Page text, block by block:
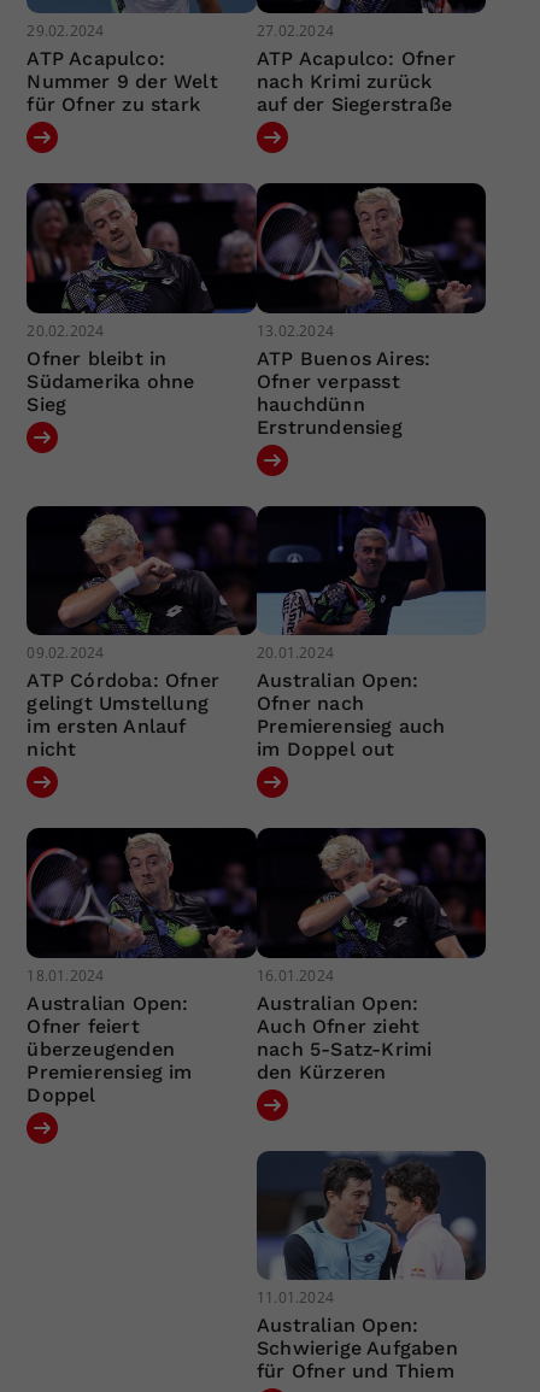
29.02.2024
ATP Acapulco:
Nummer 9 der Welt
für Ofner zu stark
27.02.2024
ATP Acapulco: Ofner
nach Krimi zurück
auf der Siegerstraße
20.02.2024
Ofner bleibt in
Südamerika ohne
Sieg
13.02.2024
ATP Buenos Aires:
Ofner verpasst
hauchdünn
Erstrundensieg
09.02.2024
ATP Córdoba: Ofner
gelingt Umstellung
im ersten Anlauf
nicht
20.01.2024
Australian Open:
Ofner nach
Premierensieg auch
im Doppel out
18.01.2024
Australian Open:
Ofner feiert
überzeugenden
Premierensieg im
Doppel
16.01.2024
Australian Open:
Auch Ofner zieht
nach 5-Satz-Krimi
den Kürzeren
11.01.2024
Australian Open:
Schwierige Aufgaben
für Ofner und Thiem